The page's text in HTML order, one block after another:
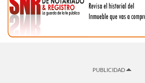
PUBLICIDAD